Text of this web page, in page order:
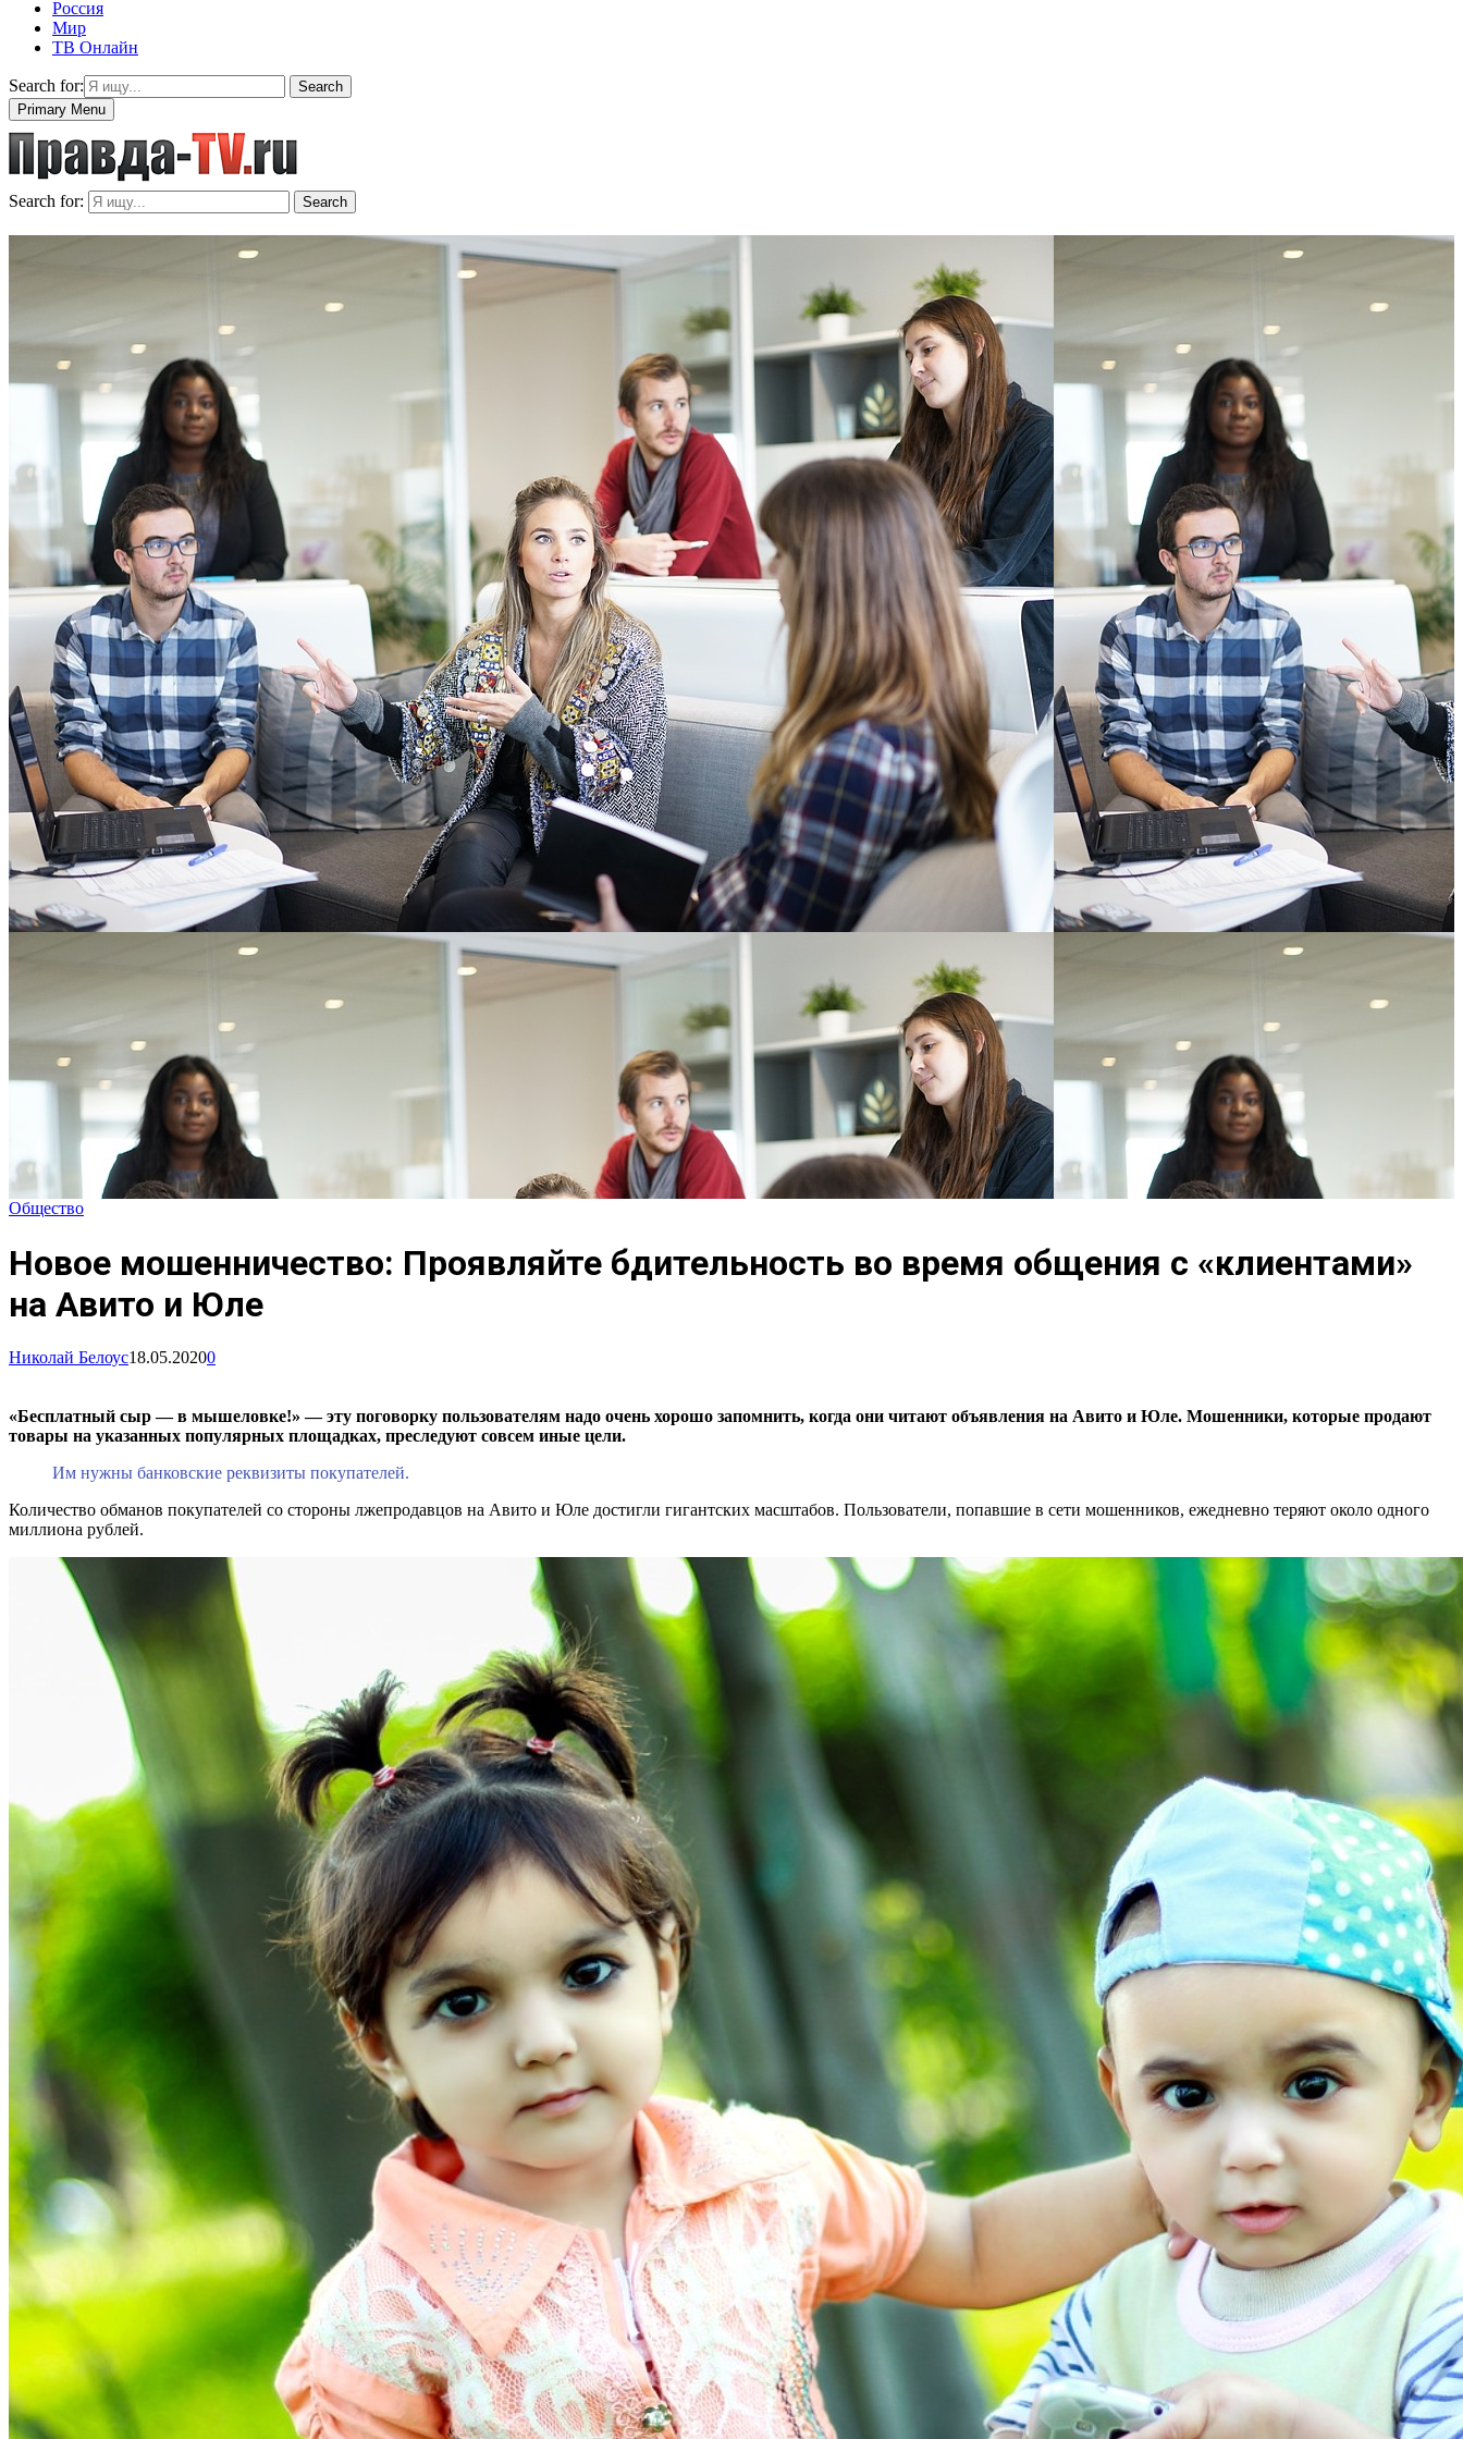
Россия
Мир
ТВ Онлайн
Search for:
Search
Primary Menu
Search for: Search
Общество
Новое мошенничество: Проявляйте бдительность во время общения с «клиентами»
на Авито и Юле
Николай Белоус18.05.20200
«Бесплатный сыр — в мышеловке!» — эту поговорку пользователям надо очень хорошо запомнить, когда они читают объявления на Авито и Юле. Мошенники, которые продают
товары на указанных популярных площадках, преследуют совсем иные цели.
Им нужны банковские реквизиты покупателей.
Количество обманов покупателей со стороны лжепродавцов на Авито и Юле достигли гигантских масштабов. Пользователи, попавшие в сети мошенников, ежедневно теряют около одного
миллиона рублей.